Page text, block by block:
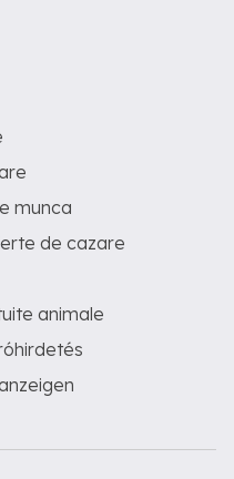
munca
de cazare
animale